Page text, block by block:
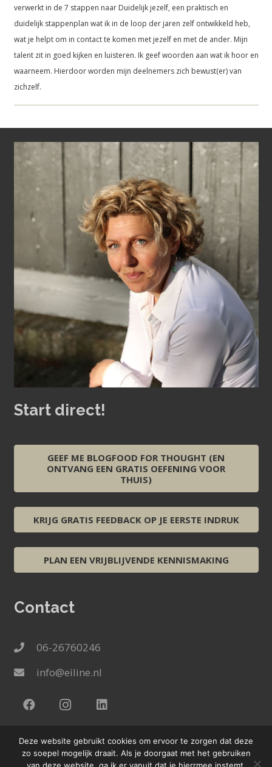
verwerkt in de 7 stappen naar Duidelijk jezelf, een praktisch en
duidelijk stappenplan wat ik in de loop der jaren zelf ontwikkeld heb,
wat je helpt om in contact te komen met jezelf en met de ander. Mijn
talent zit in goed kijken en luisteren. Ik geef woorden aan wat ik hoor en
waarneem. Hierdoor worden mijn deelnemers zich bewust(er) van
zichzelf.
Start direct!
GEEF ME BLOGFOOD FOR THOUGHT (EN
ONTVANG EEN GRATIS OEFENING VOOR
THUIS)
KRIJG GRATIS FEEDBACK OP JE EERSTE INDRUK
PLAN EEN VRIJBLIJVENDE KENNISMAKING
Contact
06-26760246
info@eiline.nl
Deze website gebruikt cookies om ervoor te zorgen dat deze
zo soepel mogelijk draait. Als je doorgaat met het gebruiken